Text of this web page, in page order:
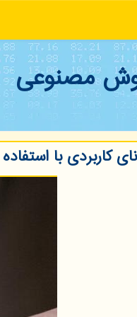
مصنوعی
با استفاده